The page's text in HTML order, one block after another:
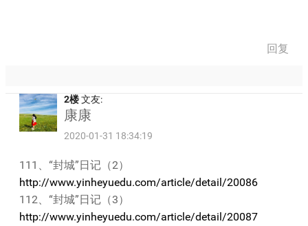
回复
2楼文友:
康康
2020-01-31 18:34:19
111、“封城”日记（2）
http://www.yinheyuedu.com/article/detail/20086
112、“封城”日记（3）
http://www.yinheyuedu.com/article/detail/20087